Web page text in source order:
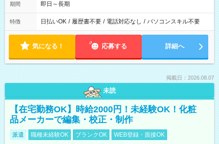
期間 即日～長期
特徴 日払いOK / 履歴書不要 / 電話対応なし / パソコンスキル不要
気になる！ 応募する 詳細へ
掲載日：2026.08.07
未読
【在宅勤務OK】時給2000円！未経験OK！化粧
品メーカーで編集・校正・制作
派遣 職種未経験OK ブランクOK WEB登録・面接OK